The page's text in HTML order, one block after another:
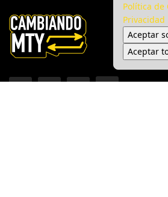
Política de
Privacidad
Aceptar
Aceptar